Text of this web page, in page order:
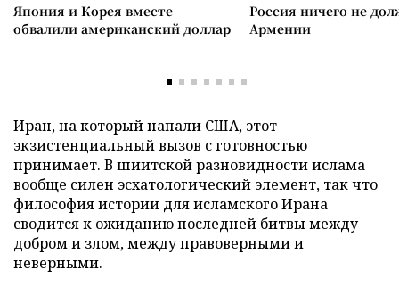
Япония и Корея вместе
обвалили американский доллар
Россия ничего не
Армении
Иран, на который напали США, этот
экзистенциальный вызов с готовностью
принимает. В шиитской разновидности ислама
вообще силен эсхатологический элемент, так что
философия истории для исламского Ирана
сводится к ожиданию последней битвы между
добром и злом, между правоверными и
неверными.